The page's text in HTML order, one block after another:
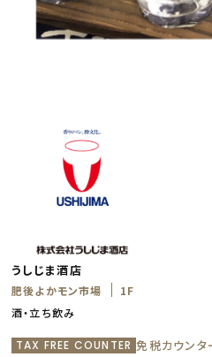
うしじま酒店
肥後よかモン市場
1F
酒・立ち飲み
TAX FREE COUNTER 免税カウン